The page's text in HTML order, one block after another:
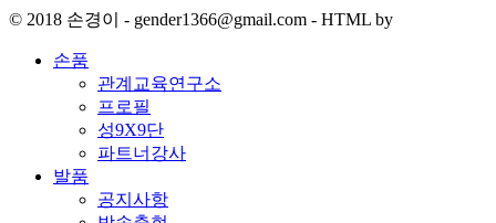
© 2018 손경이 - gender1366@gmail.com - HTML by
손품
관계교육연구소
프로필
성9X9단
파트너강사
발품
공지사항